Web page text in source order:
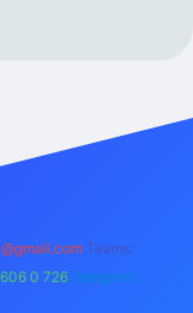
Teams:
0 726 Telegram: